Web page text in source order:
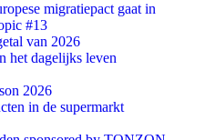
migratiepact gaat in
#13
van 2026
het dagelijks leven
2026
in de supermarkt